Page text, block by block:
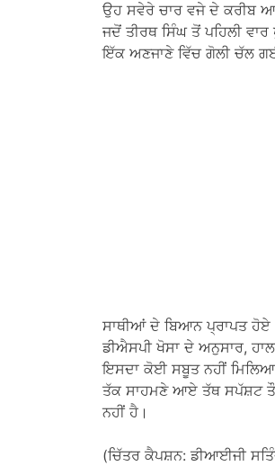
ਉਹ ਸਵੇਰੇ ਚਾਰ ਵਜੇ ਦੇ ਕਰੀਬ
ਜਦੋਂ ਤੀਰਥ ਸਿੰਘ ਤੋਂ ਪਹਿਲੀ
ਇੱਕ ਅਣਜਾਣੇ ਵਿੱਚ ਗੋਲੀ ਚੱਲ
ਸਾਥੀਆਂ ਦੇ ਬਿਆਨ ਪ੍ਰਾਪਤ ਹੋਏ
ਡੀਐਸਪੀ ਖੋਸਾ ਦੇ ਅਨੁਸਾਰ,
ਇਸਦਾ ਕੋਈ ਸਬੂਤ ਨਹੀਂ
ਤੱਕ ਸਾਹਮਣੇ ਆਏ ਤੱਥ ਸਪੱਸ਼ਟ
ਨਹੀਂ ਹੈ।
(ਚਿੱਤਰ ਕੈਪਸ਼ਨ: ਡੀਆਈਜੀ